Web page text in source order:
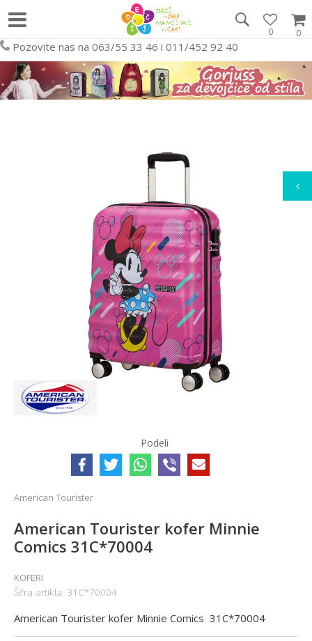
0
0
Pozovite nas na 063/55 33 46 i 011/452 92 40
Podeli
American Tourister
American Tourister kofer Minnie
Comics 31C*70004
KOFERI
Šifra artikla: 31C*70004
American Tourister kofer Minnie Comics 31C*70004